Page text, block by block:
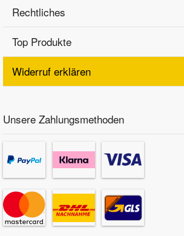
Rechtliches
Top Produkte
Widerruf erklären
Unsere Zahlungsmethoden